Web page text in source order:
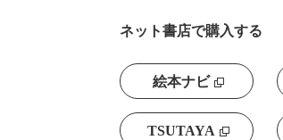
ネット書店で購入する
絵本ナビ
TSUTAYA